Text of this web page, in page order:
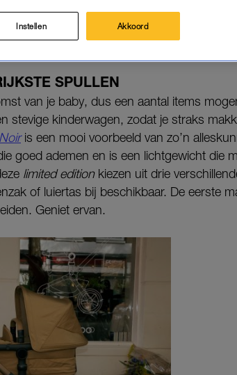
SPULLEN
van je baby, dus een aantal items
stevige kinderwagen, zodat je straks
is een mooi voorbeeld van zo’n
goed ademen en is een lichtgewicht die
limited editionkiezen uit drie
of luiertas bij beschikbaar. De eerste
Geniet ervan.
Instellen Akkoord